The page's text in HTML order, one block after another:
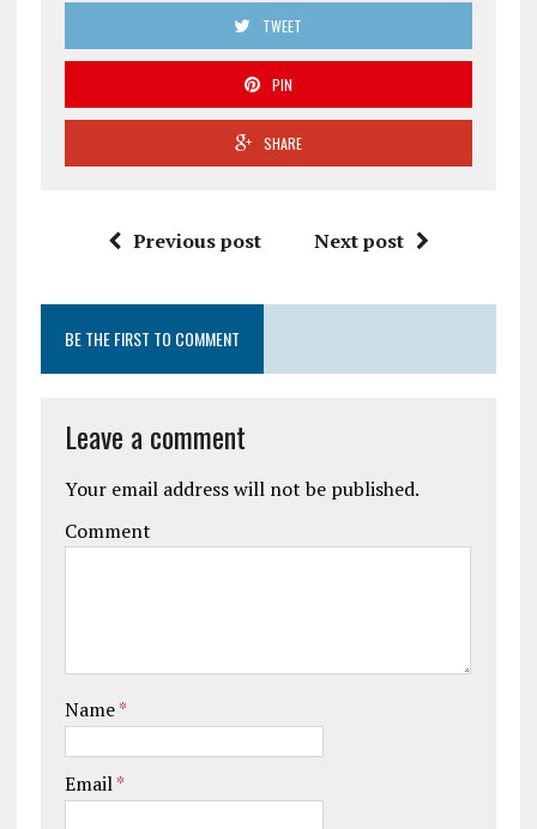
TWEET
PIN
SHARE
Previous post Next post
BE THE FIRST TO COMMENT
Leave a comment
Your email address will not be published.
Comment
Name*
Email*